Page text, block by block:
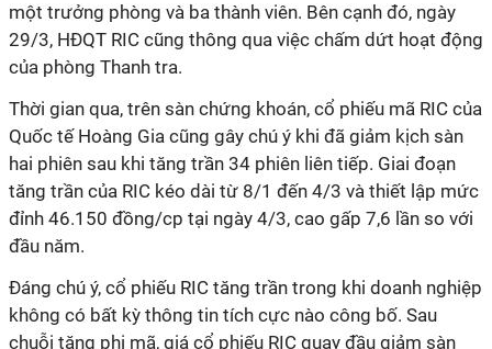
một trưởng phòng và ba thành viên. Bên cạnh đó, ngày
29/3, HĐQT RIC cũng thông qua việc chấm dứt hoạt động
của phòng Thanh tra.
Thời gian qua, trên sàn chứng khoán, cổ phiếu mã RIC của
Quốc tế Hoàng Gia cũng gây chú ý khi đã giảm kịch sàn
hai phiên sau khi tăng trần 34 phiên liên tiếp. Giai đoạn
tăng trần của RIC kéo dài từ 8/1 đến 4/3 và thiết lập mức
đỉnh 46.150 đồng/cp tại ngày 4/3, cao gấp 7,6 lần so với
đầu năm.
Đáng chú ý, cổ phiếu RIC tăng trần trong khi doanh nghiệp
không có bất kỳ thông tin tích cực nào công bố. Sau
chuỗi tăng phi mã, giá cổ phiếu RIC quay đầu giảm sàn